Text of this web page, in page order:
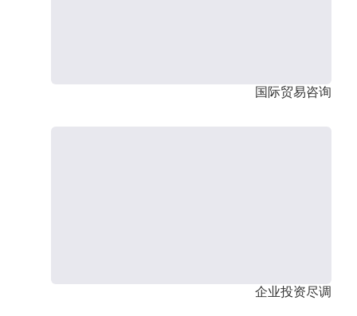
国际贸易咨询
企业投资尽调